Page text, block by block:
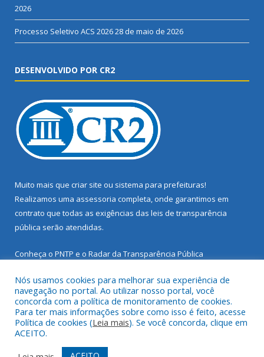
2026
Processo Seletivo ACS 202628 de maio de 2026
DESENVOLVIDO POR CR2
Muito mais que criar site ou sistema para prefeituras!
Realizamos uma assessoria completa, onde garantimos em
contrato que todas as exigências das leis de transparência
pública serão atendidas.
Conheça o PNTP e o Radar da Transparência Pública
Todos os direitos reservados a Prefeitura Municipal de Santarém
Novo.
Mapa do Site Acessar Área Administrativa
Nós usamos cookies para melhorar sua experiência de
navegação no portal. Ao utilizar nosso portal, você
concorda com a política de monitoramento de cookies.
Para ter mais informações sobre como isso é feito, acesse
Política de cookies (Leia mais). Se você concorda, clique em
ACEITO.